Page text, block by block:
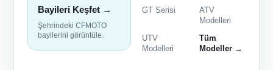
Bayileri Keşfet →
Şehrindeki CFMOTO
bayilerini görüntüle.
GT Serisi
ATV
Modelleri
UTV
Modelleri
Tüm
Modeller →